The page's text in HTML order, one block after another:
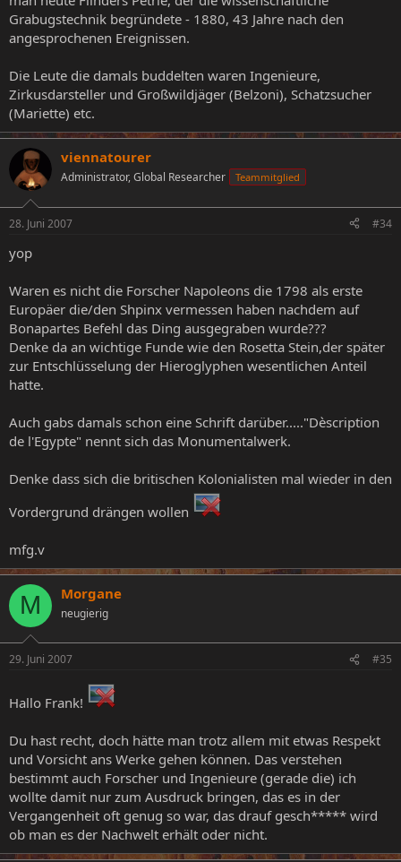
Grabugstechnik begründete - 1880, 43 Jahre nach den
angesprochenen Ereignissen.
Die Leute die damals buddelten waren Ingenieure,
Zirkusdarsteller und Großwildjäger (Belzoni), Schatzsucher
(Mariette) etc.
viennatourer
Administrator, Global Researcher Teammitglied
28. Juni 2007 #34
yop
Waren es nicht die Forscher Napoleons die 1798 als erste
Europäer die/den Shpinx vermessen haben nachdem auf
Bonapartes Befehl das Ding ausgegraben wurde???
Denke da an wichtige Funde wie den Rosetta Stein,der später
zur Entschlüsselung der Hieroglyphen wesentlichen Anteil
hatte.
Auch gabs damals schon eine Schrift darüber....."Dèscription
de l'Egypte" nennt sich das Monumentalwerk.
Denke dass sich die britischen Kolonialisten mal wieder in den
Vordergrund drängen wollen
mfg.v
M Morgane
neugierig
29. Juni 2007 #35
Hallo Frank!
Du hast recht, doch hätte man trotz allem mit etwas Respekt
und Vorsicht ans Werke gehen können. Das verstehen
bestimmt auch Forscher und Ingenieure (gerade die) ich
wollte damit nur zum Ausdruck bringen, das es in der
Vergangenheit oft genug so war, das drauf gesch***** wird
ob man es der Nachwelt erhält oder nicht.